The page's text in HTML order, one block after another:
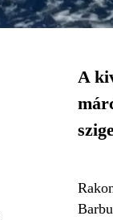
A